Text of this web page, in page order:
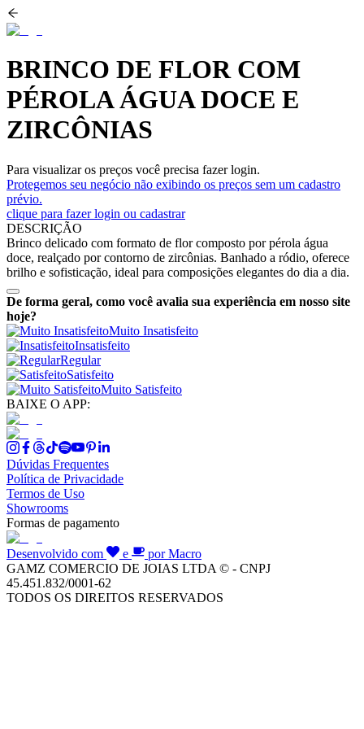
BRINCO DE FLOR COM
PÉROLA ÁGUA DOCE E
ZIRCÔNIAS
Para visualizar os preços você precisa fazer login.
Protegemos seu negócio não exibindo os preços sem um cadastro
prévio.
clique para fazer login ou cadastrar
DESCRIÇÃO
Brinco delicado com formato de flor composto por pérola água
doce, realçado por contorno de zircônias. Banhado a ródio, oferece
brilho e sofisticação, ideal para composições elegantes do dia a dia.
De forma geral, como você avalia sua experiência em nosso site
hoje?
Muito Insatisfeito
Insatisfeito
Regular
Satisfeito
Muito Satisfeito
BAIXE O APP:
Dúvidas Frequentes
Política de Privacidade
Termos de Uso
Showrooms
Formas de pagamento
Desenvolvido com e
por Macro
GAMZ COMERCIO DE JOIAS LTDA © - CNPJ
45.451.832/0001-62
TODOS OS DIREITOS RESERVADOS